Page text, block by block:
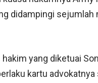
didampingi sejumlah
hakim yang diketuai
kartu